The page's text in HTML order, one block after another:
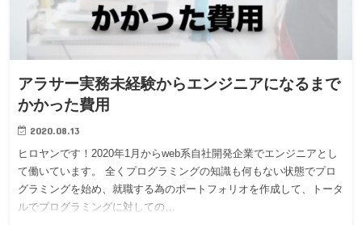
アラサー実務未経験からエンジニアになるまで
かかった費用
2020.08.13
ヒロヤンです！2020年1月からweb系自社開発企業でエンジニアとし
て働いています。 全くプログラミングの知識も何もない状態でプロ
グラミングを始め、就職する為のポートフォリオを作成して、トータ
ルでプログラミングに対しての…